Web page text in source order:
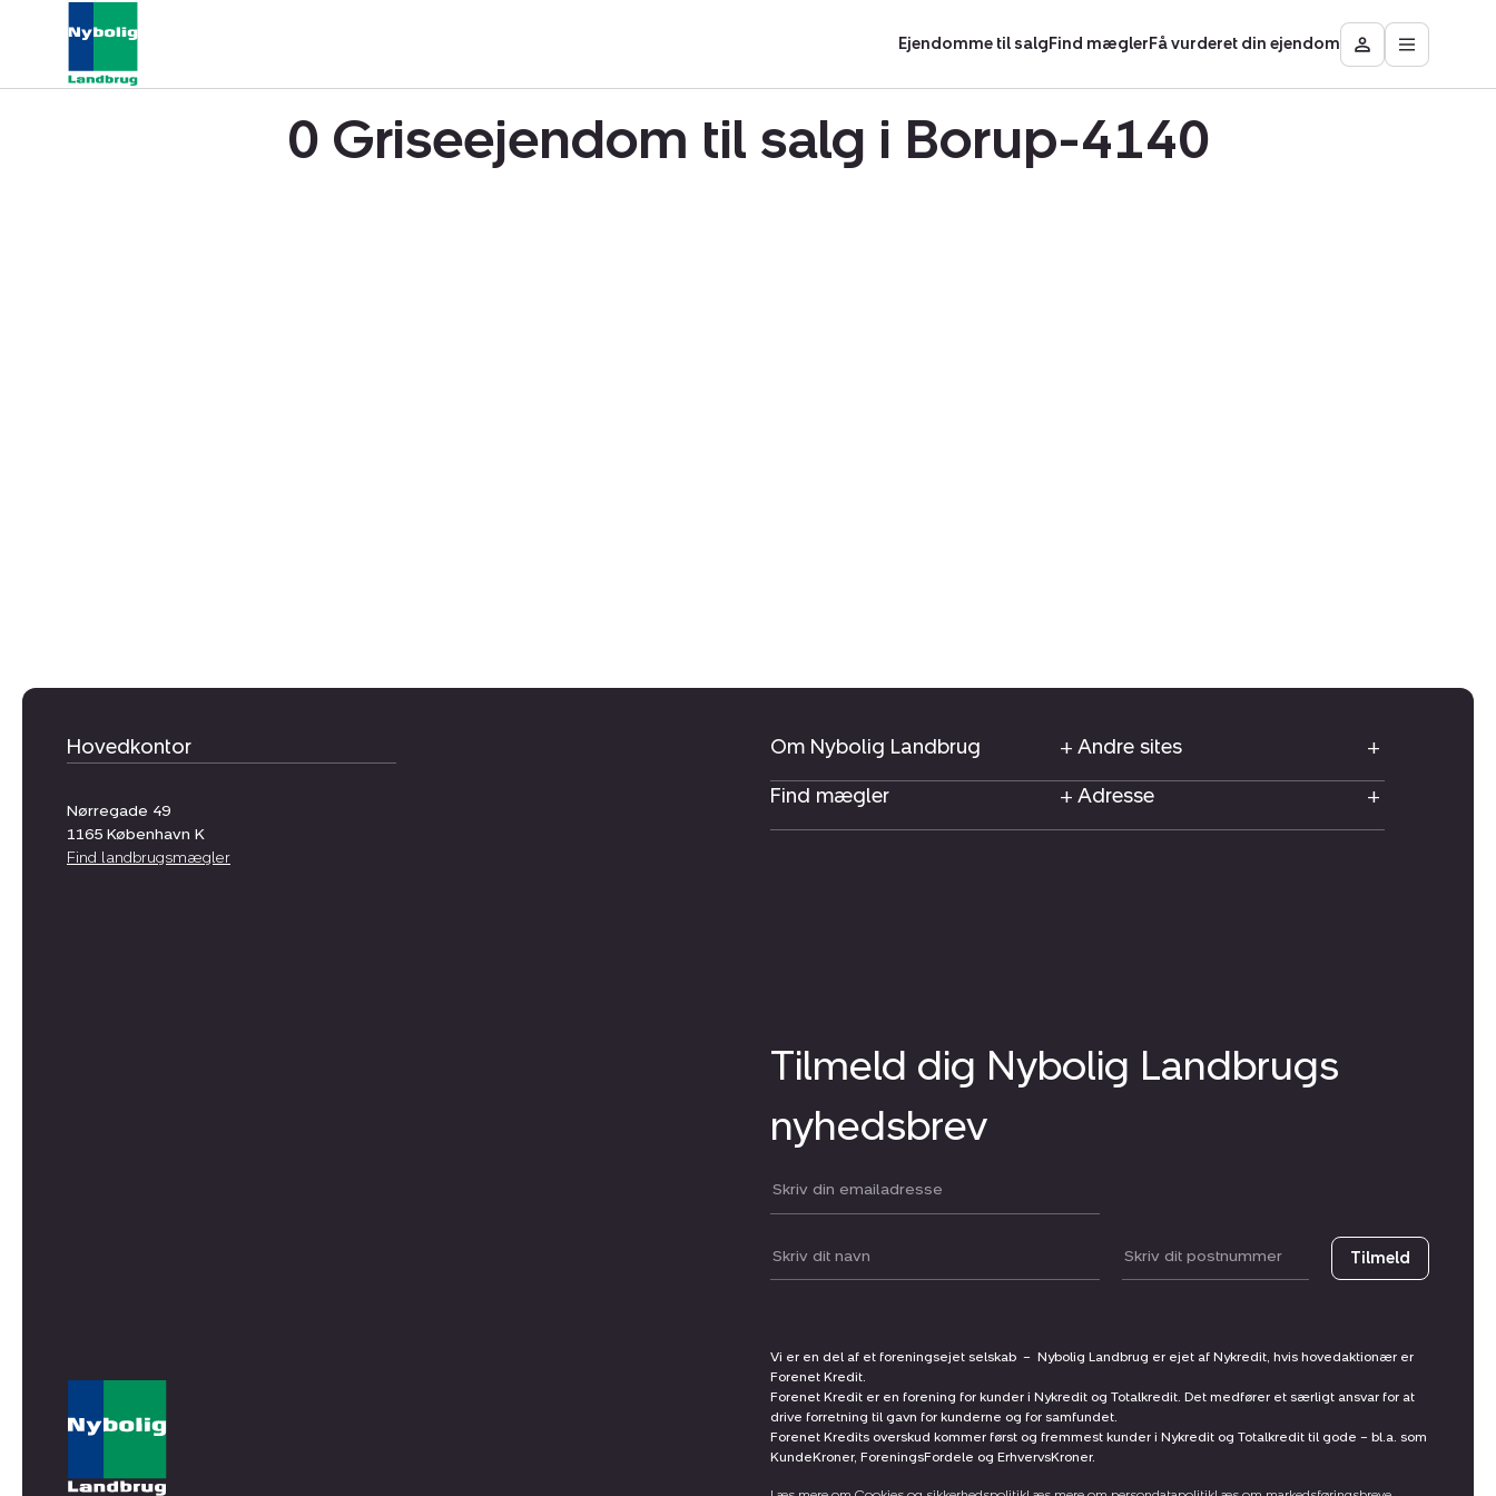
Ejendomme til salgFind mæglerFå vurderet din ejendom
Besøg
Mit
Åbn
0 Griseejendom til salg i Borup-4140
Hovedkontor
Nørregade 49
1165 København K
Find landbrugsmægler
Om Nybolig Landbrug
Andre sites
Find mægler
Adresse
Tilmeld dig Nybolig Landbrugs
nyhedsbrev
Din email:
Dit navn: Postnummer Tilmeld
Vi er en del af et foreningsejet selskab – Nybolig Landbrug er ejet af Nykredit, hvis hovedaktionær er
Forenet Kredit.
Forenet Kredit er en forening for kunder i Nykredit og Totalkredit. Det medfører et særligt ansvar for at
drive forretning til gavn for kunderne og for samfundet.
Forenet Kredits overskud kommer først og fremmest kunder i Nykredit og Totalkredit til gode – bl.a. som
KundeKroner, ForeningsFordele og ErhvervsKroner.